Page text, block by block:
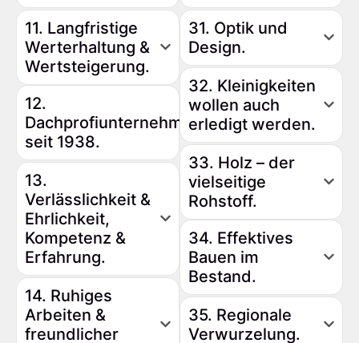
11. Langfristige
Werterhaltung &
Wertsteigerung.
12.
Dachprofiunternehmen
seit 1938.
13.
Verlässlichkeit &
Ehrlichkeit,
Kompetenz &
Erfahrung.
14. Ruhiges
Arbeiten &
freundlicher
31. Optik und
Design.
32. Kleinigkeiten
wollen auch
erledigt werden.
33. Holz – der
vielseitige
Rohstoff.
34. Effektives
Bauen im
Bestand.
35. Regionale
Verwurzelung.